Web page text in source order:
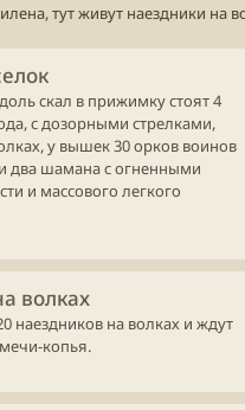
тут живут наездники на
скал в прижимку стоят 4
с дозорными стрелками,
у вышек 30 орков воинов
два шамана с огненными
и массового легкого
волках
наездников на волках и ждут
копья.